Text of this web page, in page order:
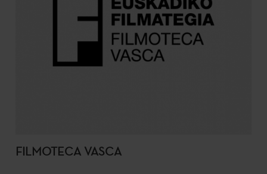
FILMOTECA VASCA